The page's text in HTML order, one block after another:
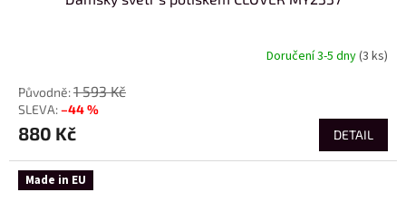
Doručení 3-5 dny(3 ks)
1 593 Kč
–44 %
880 Kč DETAIL
Made in EU